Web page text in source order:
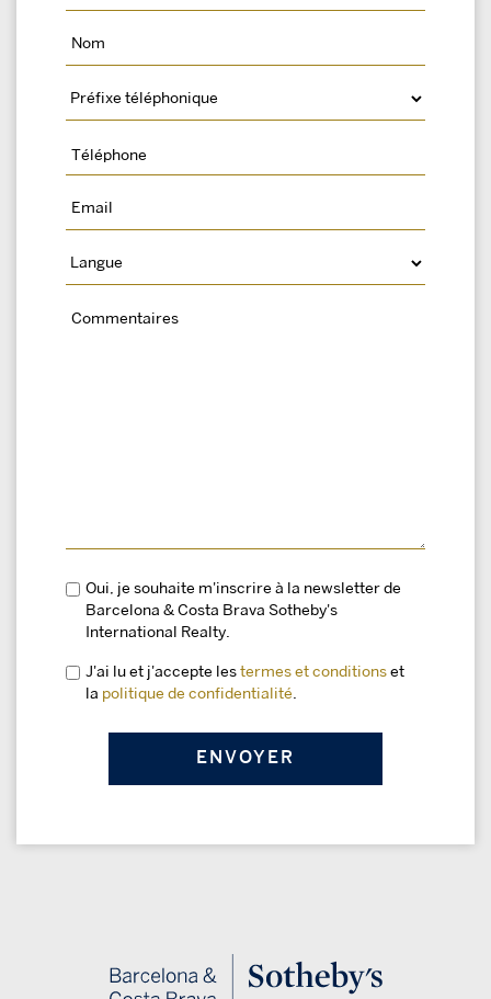
Oui, je souhaite m'inscrire à la newsletter de
Barcelona & Costa Brava Sotheby's
International Realty.
J'ai lu et j'accepte les termes et conditions et
la politique de confidentialité